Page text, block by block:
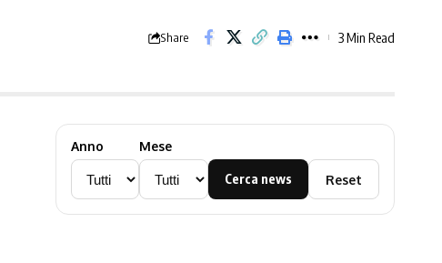
Share 3 Min Read
Anno Mese
Cerca news Reset